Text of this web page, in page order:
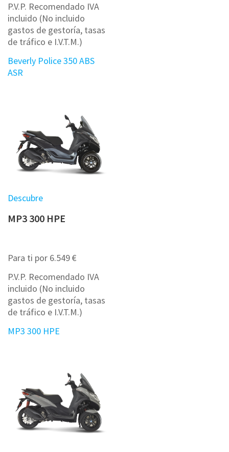
P.V.P. Recomendado IVA
incluido (No incluido
gastos de gestoría, tasas
de tráfico e I.V.T.M.)
Beverly Police 350 ABS
ASR
Descubre
MP3 300 HPE
Para ti por 6.549 €
P.V.P. Recomendado IVA
incluido (No incluido
gastos de gestoría, tasas
de tráfico e I.V.T.M.)
MP3 300 HPE